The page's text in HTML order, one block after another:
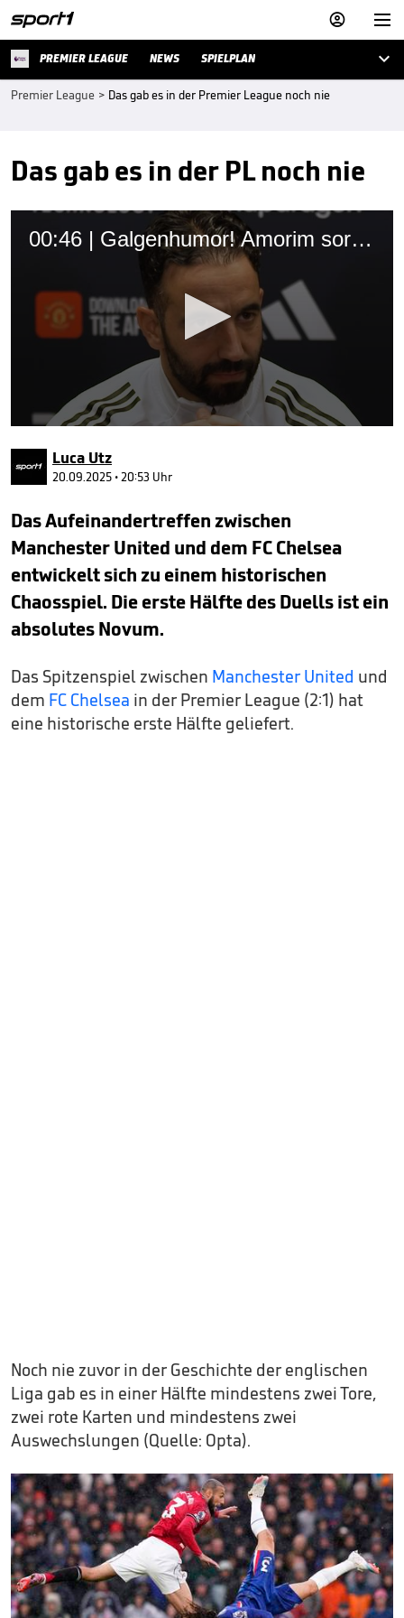


PREMIER LEAGUE NEWS SPIELPLAN 
Premier League > Das gab es in der Premier League noch nie
Das gab es in der PL noch nie
00:46 | Galgenhumor! Amorim sorgt für Lacher
seconds
of
46
seconds
Luca Utz
20.09.2025 • 20:53 Uhr
Das Aufeinandertreffen zwischen
Manchester United und dem FC Chelsea
entwickelt sich zu einem historischen
Chaosspiel. Die erste Hälfte des Duells ist ein
absolutes Novum.
Das Spitzenspiel zwischen Manchester United und
dem FC Chelsea in der Premier League (2:1) hat
eine historische erste Hälfte geliefert.
Noch nie zuvor in der Geschichte der englischen
Liga gab es in einer Hälfte mindestens zwei Tore,
zwei rote Karten und mindestens zwei
Auswechslungen (Quelle: Opta).